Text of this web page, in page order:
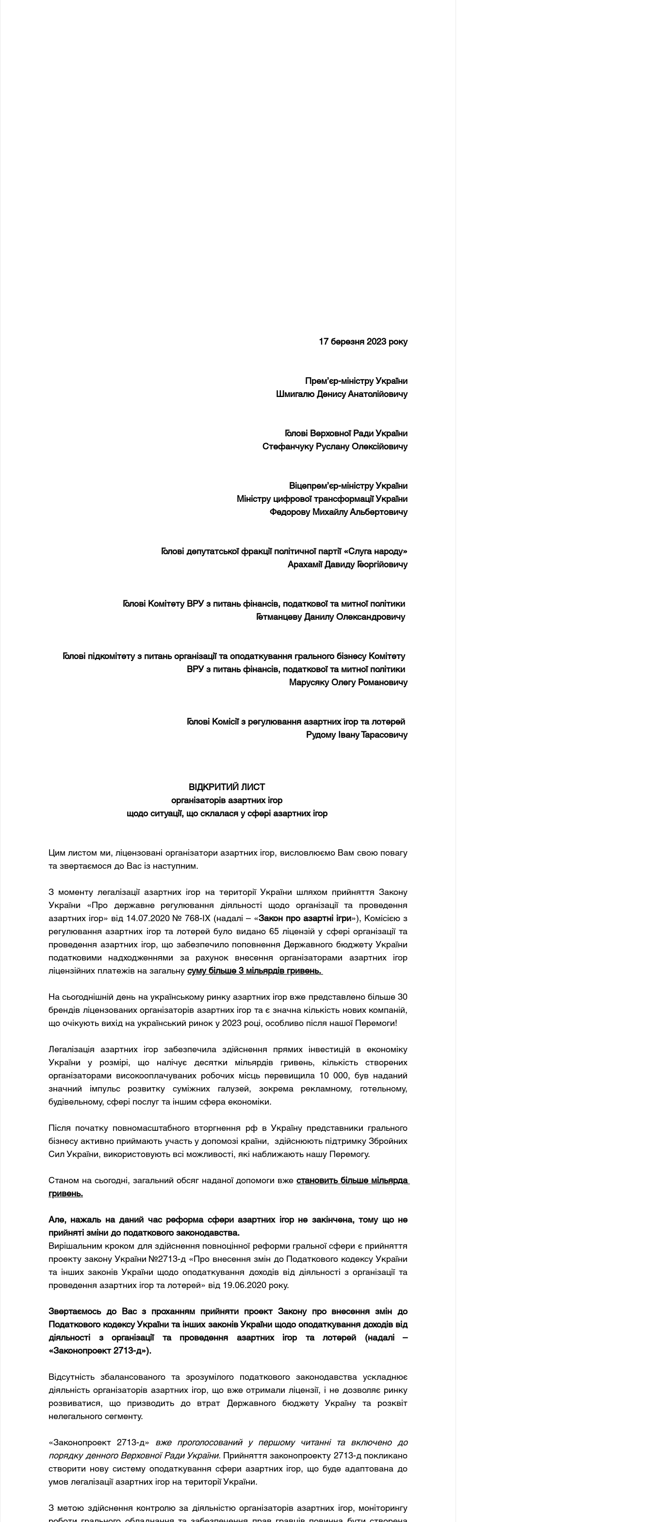
17 березня 2023 року
Прем’єр-міністру України
Шмигалю Денису Анатолійовичу
Голові Верховної Ради України
Стефанчуку Руслану Олексійовичу
Віцепрем’єр-міністру України
Міністру цифрової трансформації України
Федорову Михайлу Альбертовичу
Голові депутатської фракції політичної партії «Слуга народу»
Арахамії Давиду Георгійовичу
Голові Комітету ВРУ з питань фінансів, податкової та митної політики
Гетманцеву Данилу Олександровичу
Голові підкомітету з питань організації та оподаткування грального бізнесу Комітету
ВРУ з питань фінансів, податкової та митної політики
Марусяку Олегу Романовичу
Голові Комісії з регулювання азартних ігор та лотерей
Рудому Івану Тарасовичу
ВІДКРИТИЙ ЛИСТ
організаторів азартних ігор
щодо ситуації, що склалася у сфері азартних ігор
Цим листом ми, ліцензовані організатори азартних ігор, висловлюємо Вам свою повагу
та звертаємося до Вас із наступним.
З моменту легалізації азартних ігор на території України шляхом прийняття Закону
України «Про державне регулювання діяльності щодо організації та проведення
азартних ігор» від 14.07.2020 № 768-IX (надалі – «Закон про азартні ігри»), Комісією з
регулювання азартних ігор та лотерей було видано 65 ліцензій у сфері організації та
проведення азартних ігор, що забезпечило поповнення Державного бюджету України
податковими надходженнями за рахунок внесення організаторами азартних ігор
ліцензійних платежів на загальну суму більше 3 мільярдів гривень.
На сьогоднішній день на українському ринку азартних ігор вже представлено більше 30
брендів ліцензованих організаторів азартних ігор та є значна кількість нових компаній,
що очікують вихід на український ринок у 2023 році, особливо після нашої Перемоги!
Легалізація азартних ігор забезпечила здійснення прямих інвестицій в економіку
України у розмірі, що налічує десятки мільярдів гривень, кількість створених
організаторами високооплачуваних робочих місць перевищила 10 000, був наданий
значний імпульс розвитку суміжних галузей, зокрема рекламному, готельному,
будівельному, сфері послуг та іншим сфера економіки.
Після початку повномасштабного вторгнення рф в Україну представники грального
бізнесу активно приймають участь у допомозі країни,  здійснюють підтримку Збройних
Сил України, використовують всі можливості, які наближають нашу Перемогу.
Станом на сьогодні, загальний обсяг наданої допомоги вже становить більше мільярда
гривень.
Але, нажаль на даний час реформа сфери азартних ігор не закінчена, тому що не
прийняті зміни до податкового законодавства.
Вирішальним кроком для здійснення повноцінної реформи гральної сфери є прийняття
проекту закону України №2713-д «Про внесення змін до Податкового кодексу України
та інших законів України щодо оподаткування доходів від діяльності з організації та
проведення азартних ігор та лотерей» від 19.06.2020 року.
Звертаємось до Вас з проханням прийняти проект Закону про внесення змін до
Податкового кодексу України та інших законів України щодо оподаткування доходів від
діяльності з організації та проведення азартних ігор та лотерей (надалі –
«Законопроект 2713-д»).
Відсутність збалансованого та зрозумілого податкового законодавства ускладнює
діяльність організаторів азартних ігор, що вже отримали ліцензії, і не дозволяє ринку
розвиватися, що призводить до втрат Державного бюджету Україну та розквіт
нелегального сегменту.
«Законопроект 2713-д» вже проголосований у першому читанні та включено до
порядку денного Верховної Ради України. Прийняття законопроекту 2713-д покликано
створити нову систему оподаткування сфери азартних ігор, що буде адаптована до
умов легалізації азартних ігор на території України.
З метою здійснення контролю за діяльністю організаторів азартних ігор, моніторингу